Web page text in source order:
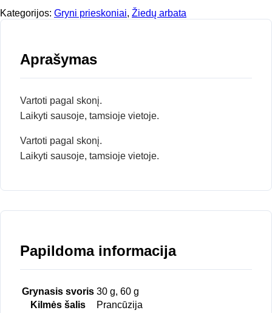
Kategorijos: Gryni prieskoniai, Žiedų arbata
Aprašymas
Vartoti pagal skonį.
Laikyti sausoje, tamsioje vietoje.
Vartoti pagal skonį.
Laikyti sausoje, tamsioje vietoje.
Papildoma informacija
Grynasis svoris 30 g, 60 g
Kilmės šalis
Prancūzija